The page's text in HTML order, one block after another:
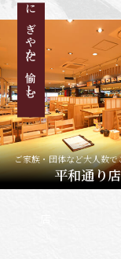
ご家族・団体など大人数で
平和通り店
にぎやかに愉しむ